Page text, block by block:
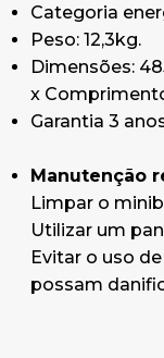
Categoria
Peso: 12,3kg.
Dimensões:
x
Garantia 3
Manutenção
Limpar o
Utilizar um
Evitar o uso
possam